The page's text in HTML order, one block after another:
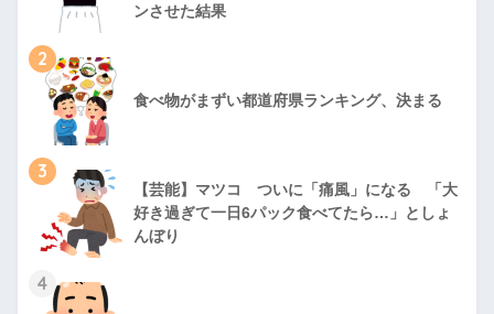
ンさせた結果
2
食べ物がまずい都道府県ランキング、決まる
3
【芸能】マツコ ついに「痛風」になる 「大
好き過ぎて一日6パック食べてたら…」としょ
んぼり
4